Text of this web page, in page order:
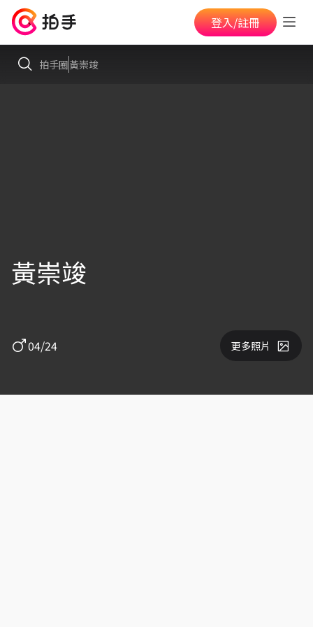
登入/註冊
拍手圈黃崇竣
黃崇竣
04/24 更多照片